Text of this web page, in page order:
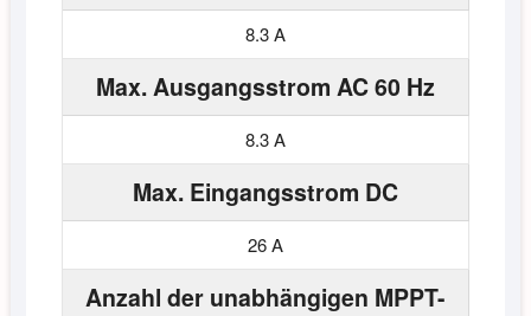
8.3 A
Max. Ausgangsstrom AC 60 Hz
8.3 A
Max. Eingangsstrom DC
26 A
Anzahl der unabhängigen MPPT-